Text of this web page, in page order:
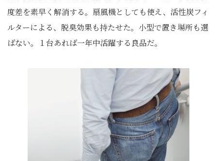
度差を素早く解消する。扇風機としても使え、活性炭フィ
ルターによる、脱臭効果も持たせた。小型で置き場所も選
ばない。１台あれば一年中活躍する良品だ。